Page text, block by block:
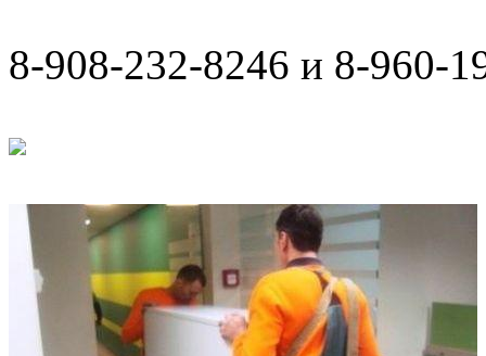
8-908-232-8246 и 8-960-